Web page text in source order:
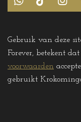
W
A
p
T
k
I
g
r
Gebruik van deze
Forever, betekent dat
voorwaarden
gebruikt